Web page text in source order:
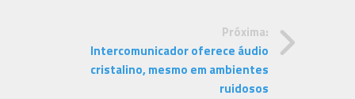
Próxima:
Intercomunicador oferece áudio
cristalino, mesmo em ambientes
ruidosos